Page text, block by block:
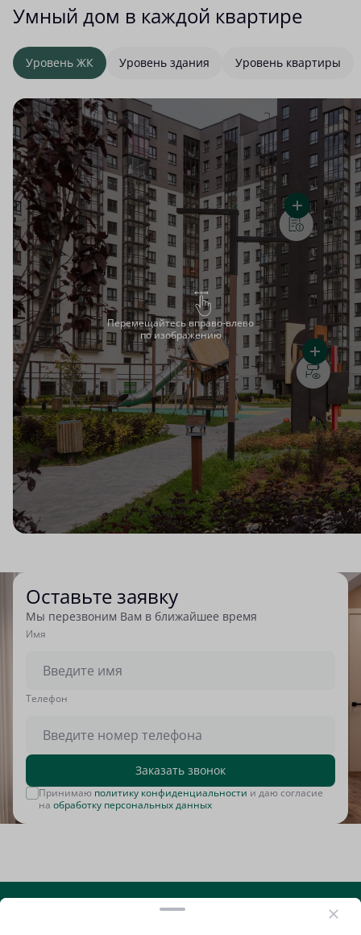
Умный дом в каждой квартире
Уровень ЖК Уровень здания Уровень квартиры
Перемещайтесь вправо-влево
по изображению
Оставьте заявку
Мы перезвоним Вам в ближайшее время
Имя
Tелефон
Заказать звонок
Принимаю политику конфиденциальности и даю согласие
на обработку персональных данных